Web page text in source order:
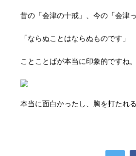
昔の「会津の十戒」、今の「会津
「ならぬことはならぬものです」
ことことばが本当に印象的ですね。
本当に面白かったし、胸を打たれ